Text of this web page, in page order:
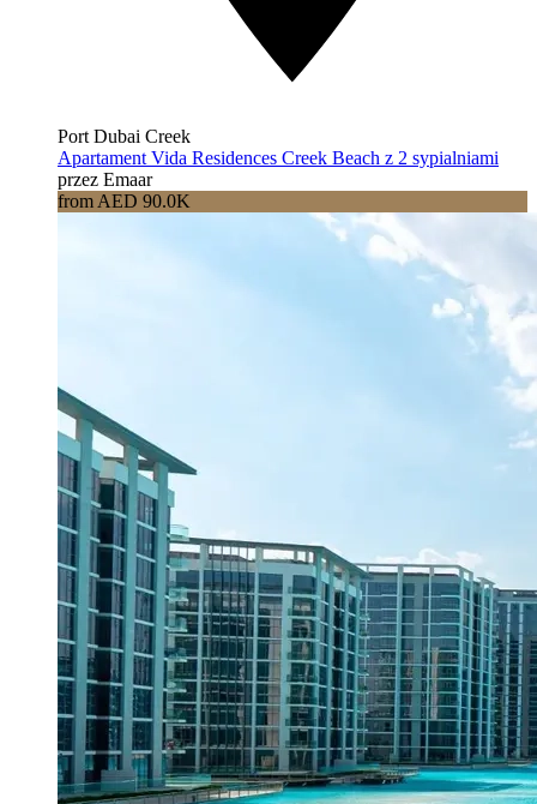
Port Dubai Creek
Apartament Vida Residences Creek Beach z 2 sypialniami
przez Emaar
from AED 90.0K